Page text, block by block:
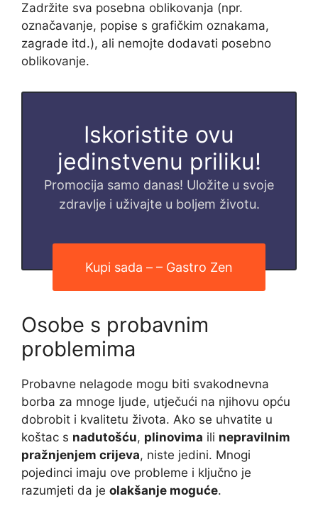
Zadržite sva posebna oblikovanja (npr.
označavanje, popise s grafičkim oznakama,
zagrade itd.), ali nemojte dodavati posebno
oblikovanje.
Iskoristite ovu
jedinstvenu priliku!
Promocija samo danas! Uložite u svoje
zdravlje i uživajte u boljem životu.
Kupi sada – – Gastro Zen
Osobe s probavnim
problemima
Probavne nelagode mogu biti svakodnevna
borba za mnoge ljude, utječući na njihovu opću
dobrobit i kvalitetu života. Ako se uhvatite u
koštac s nadutošću, plinovima ili nepravilnim
pražnjenjem crijeva, niste jedini. Mnogi
pojedinci imaju ove probleme i ključno je
razumjeti da je olakšanje moguće.